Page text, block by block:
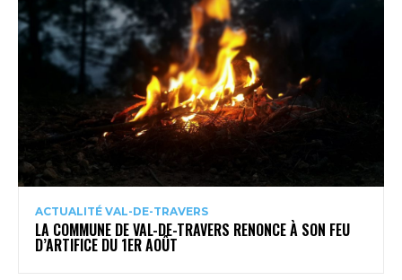
ACTUALITÉ VAL-DE-TRAVERS
LA COMMUNE DE VAL-DE-TRAVERS RENONCE À SON FEU
D’ARTIFICE DU 1ER AOÛT